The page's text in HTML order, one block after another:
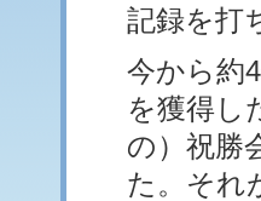
記録を打
今から約
を獲得し
の）祝勝
た。それ